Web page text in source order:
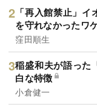
「再入館禁止」
を守れなかったワ
窪田順生
稲盛和夫が語った
白な特徴
小倉健一